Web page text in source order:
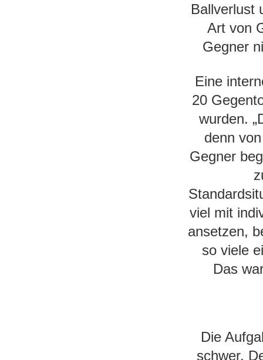
Ballverlust
Art von
Gegner
Eine
20
wurden.
denn
Gegner
viel mit
ansetzen,
so viele
Das
Die
schwer.